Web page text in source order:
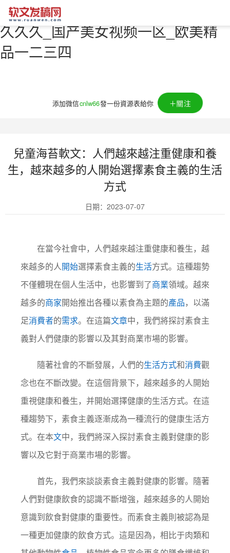
亚洲va中文字幕_伊人久久久久久久
久久久_国产美女视频一区_欧美精
品一二三四
添加微信cnlw66發一份資源表給你 ＋關注
兒童海苔軟文：人們越來越注重健康和養
生，越來越多的人開始選擇素食主義的生活
方式
日期：2023-07-07
在當今社會中，人們越來越注重健康和養生，越
來越多的人開始選擇素食主義的生活方式。這種趨勢
不僅體現在個人生活中，也影響到了商業領域。越來
越多的商家開始推出各種以素食為主題的產品，以滿
足消費者的需求。在這篇文章中，我們將探討素食主
義對人們健康的影響以及其對商業市場的影響。
隨著社會的不斷發展，人們的生活方式和消費觀
念也在不斷改變。在這個背景下，越來越多的人開始
重視健康和養生，并開始選擇健康的生活方式。在這
種趨勢下，素食主義逐漸成為一種流行的健康生活方
式。在本文中，我們將深入探討素食主義對健康的影
響以及它對于商業市場的影響。
首先，我們來談談素食主義對健康的影響。隨著
人們對健康飲食的認識不斷增強，越來越多的人開始
意識到飲食對健康的重要性。而素食主義則被認為是
一種更加健康的飲食方式。這是因為，相比于肉類和